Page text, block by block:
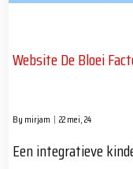
Website De Bloei
By mirjam | 22mei, 24
Een integratieve